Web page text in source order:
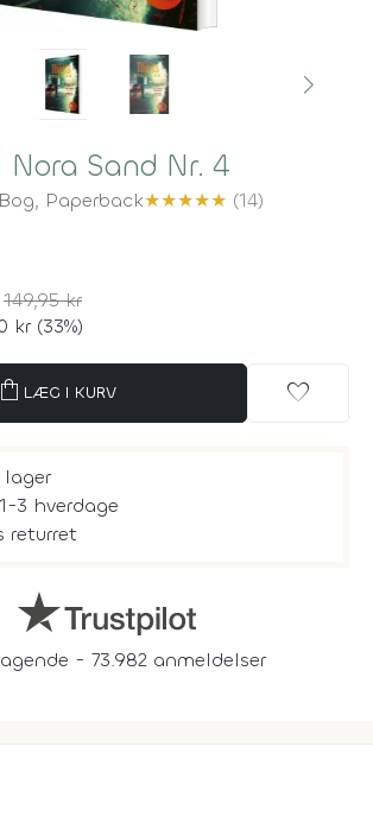
Sand Nr. 4
Bog, Paperback★★★★★ (14)
149,95 kr
kr (33%)
shopping_bag LÆG I KURV favorite
lager
3 hverdage
returret
- 73.982 anmeldelser